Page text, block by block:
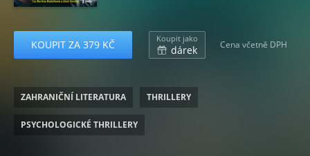
KOUPIT ZA 379 KČ Koupit jako
dárek Cena včetně DPH
ZAHRANIČNÍ LITERATURA THRILLERY
PSYCHOLOGICKÉ THRILLERY